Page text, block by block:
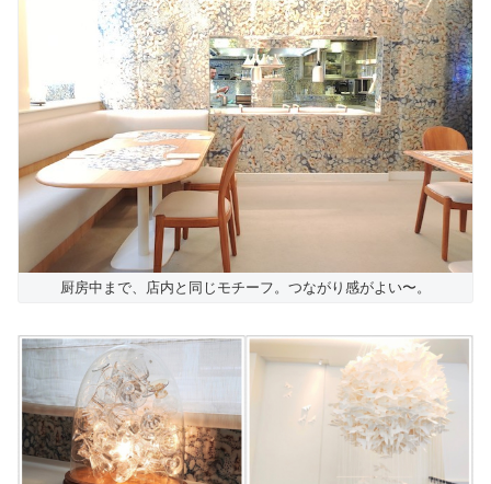
厨房中まで、店内と同じモチーフ。つながり感がよい〜。